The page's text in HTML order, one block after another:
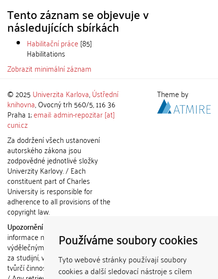
Používáme soubory cookies
Tyto webové stránky používají soubory
cookies a další sledovací nástroje s cílem
Tento záznam se objevuje v
následujících sbírkách
Habilitační práce [85]
Habilitations
Zobrazit minimální záznam
© 2025 Univerzita Karlova,Ústřední
knihovna, Ovocný trh 560/5, 116 36
Praha 1;email: admin-repozitar [at]
cuni.cz
Za dodržení všech ustanovení
autorského zákona jsou
zodpovědné jednotlivé složky
Univerzity Karlovy. / Each
constituent part of Charles
University is responsible for
adherence to all provisions of the
copyright law.
Upozornění / Notice:
informace nemohou být použity k
výdělečným účelům nebo vydávány
za studijní, vědeckou nebo jinou
tvůrčí činnost jiné osoby než autora.
Theme by